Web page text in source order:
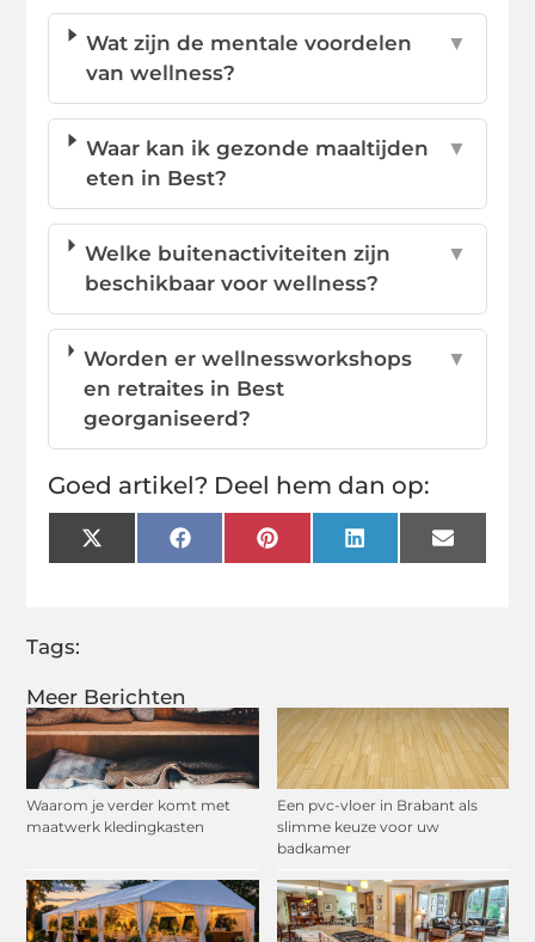
Meer Berichten
Waarom je verder komt met
maatwerk kledingkasten
Een pvc-vloer in Brabant als
slimme keuze voor uw
badkamer
Wat zijn de mentale voordelen
van wellness?
▼
Waar kan ik gezonde maaltijden
eten in Best?
▼
Welke buitenactiviteiten zijn
beschikbaar voor wellness?
▼
Worden er wellnessworkshops
en retraites in Best
georganiseerd?
▼
Goed artikel? Deel hem dan op:
X
(Twitter)
FacebookPinterestLinkedInEmail
Tags: